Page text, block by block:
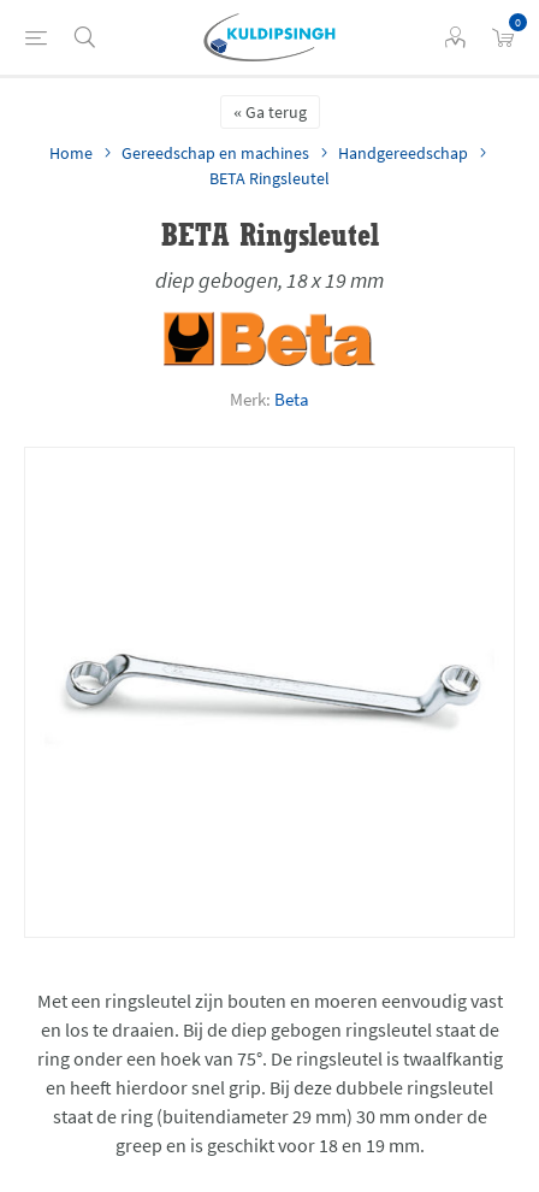
0
Ga terug
Home
Gereedschap en machines
Handgereedschap
BETA Ringsleutel
BETA Ringsleutel
diep gebogen, 18 x 19 mm
Merk: Beta
Met een ringsleutel zijn bouten en moeren eenvoudig vast
en los te draaien. Bij de diep gebogen ringsleutel staat de
ring onder een hoek van 75°. De ringsleutel is twaalfkantig
en heeft hierdoor snel grip. Bij deze dubbele ringsleutel
staat de ring (buitendiameter 29 mm) 30 mm onder de
greep en is geschikt voor 18 en 19 mm.